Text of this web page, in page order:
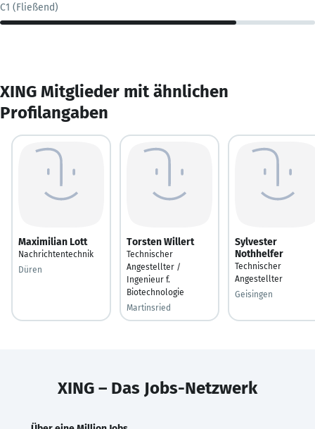
C1 (Fließend)
XING Mitglieder mit ähnlichen
Profilangaben
Maximilian Lott
Nachrichtentechnik
Düren
Torsten Willert
Technischer
Angestellter /
Ingenieur f.
Biotechnologie
Martinsried
Sylvester
Nothhelfer
Technischer
Angestellter
Geisingen
XING – Das Jobs-Netzwerk